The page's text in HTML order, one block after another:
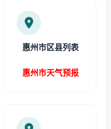
惠州市区县列表
惠州市天气预报